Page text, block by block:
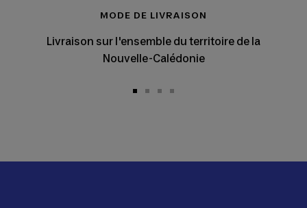
MODE DE LIVRAISON
Livraison sur l'ensemble du territoire de la
Nouvelle-Calédonie